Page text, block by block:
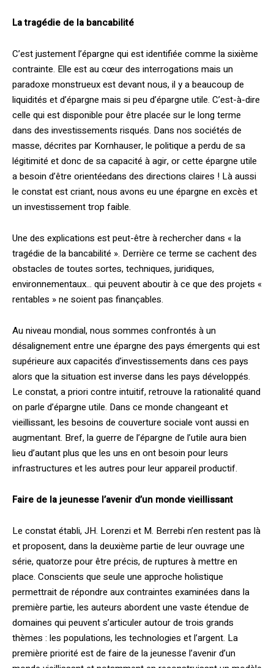
La tragédie de la bancabilité
C’est justement l’épargne qui est identifiée comme la sixième
contrainte. Elle est au cœur des interrogations mais un
paradoxe monstrueux est devant nous, il y a beaucoup de
liquidités et d’épargne mais si peu d’épargne utile. C’est-à-dire
celle qui est disponible pour être placée sur le long terme
dans des investissements risqués. Dans nos sociétés de
masse, décrites par Kornhauser, le politique a perdu de sa
légitimité et donc de sa capacité à agir, or cette épargne utile
a besoin d’être orientéedans des directions claires ! Là aussi
le constat est criant, nous avons eu une épargne en excès et
un investissement trop faible.
Une des explications est peut-être à rechercher dans « la
tragédie de la bancabilité ». Derrière ce terme se cachent des
obstacles de toutes sortes, techniques, juridiques,
environnementaux… qui peuvent aboutir à ce que des projets «
rentables » ne soient pas finançables.
Au niveau mondial, nous sommes confrontés à un
désalignement entre une épargne des pays émergents qui est
supérieure aux capacités d’investissements dans ces pays
alors que la situation est inverse dans les pays développés.
Le constat, a priori contre intuitif, retrouve la rationalité quand
on parle d’épargne utile. Dans ce monde changeant et
vieillissant, les besoins de couverture sociale vont aussi en
augmentant. Bref, la guerre de l’épargne de l’utile aura bien
lieu d’autant plus que les uns en ont besoin pour leurs
infrastructures et les autres pour leur appareil productif.
Faire de la jeunesse l’avenir d’un monde vieillissant
Le constat établi, JH. Lorenzi et M. Berrebi n’en restent pas là
et proposent, dans la deuxième partie de leur ouvrage une
série, quatorze pour être précis, de ruptures à mettre en
place. Conscients que seule une approche holistique
permettrait de répondre aux contraintes examinées dans la
première partie, les auteurs abordent une vaste étendue de
domaines qui peuvent s’articuler autour de trois grands
thèmes : les populations, les technologies et l’argent. La
première priorité est de faire de la jeunesse l’avenir d’un